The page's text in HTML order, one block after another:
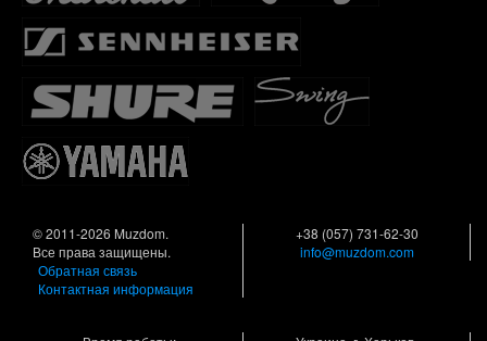
© 2011-2026 Muzdom.
Все права защищены.
Обратная связь
Контактная информация
+38 (057) 731-62-30
info@muzdom.com